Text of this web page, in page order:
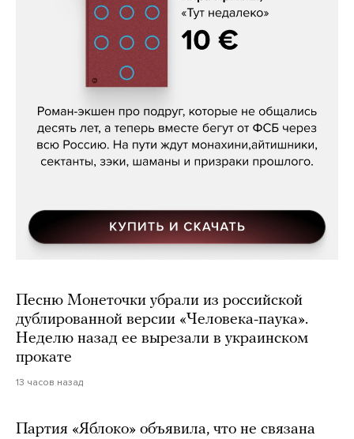
Кира Ярмыш, «Тут недалеко»
Песню Монеточки убрали из российской
дублированной версии «Человека-паука».
Неделю назад ее вырезали в украинском
прокате
13 часов назад
Партия «Яблоко» объявила, что не связана